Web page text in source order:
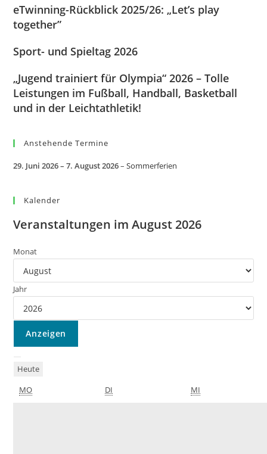
eTwinning-Rückblick 2025/26: „Let’s play
together”
Sport- und Spieltag 2026
„Jugend trainiert für Olympia“ 2026 – Tolle
Leistungen im Fußball, Handball, Basketball
und in der Leichtathletik!
Anstehende Termine
29. Juni 2026– 7. August 2026–Sommerferien
Kalender
Veranstaltungen im August 2026
Monat
Jahr
Heute
MO
DI MI